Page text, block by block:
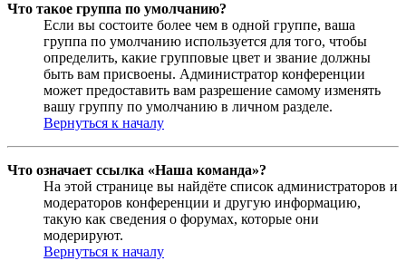
Что такое группа по умолчанию?
Если вы состоите более чем в одной группе, ваша
группа по умолчанию используется для того, чтобы
определить, какие групповые цвет и звание должны
быть вам присвоены. Администратор конференции
может предоставить вам разрешение самому изменять
вашу группу по умолчанию в личном разделе.
Вернуться к началу
Что означает ссылка «Наша команда»?
На этой странице вы найдёте список администраторов и
модераторов конференции и другую информацию,
такую как сведения о форумах, которые они
модерируют.
Вернуться к началу